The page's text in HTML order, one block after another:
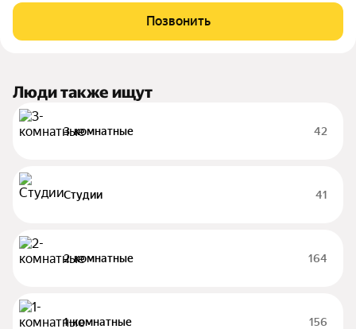
на 19 этаже в современном ЖК Парковый Квартал СЕЛФ.
Семейная ипотека от 5,99%. Квартира без отделки
Позвонить
Люди также ищут
3-комнатные 42
Студии 41
2-комнатные 164
1-комнатные 156